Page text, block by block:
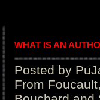
WHAT IS AN
Posted by
From